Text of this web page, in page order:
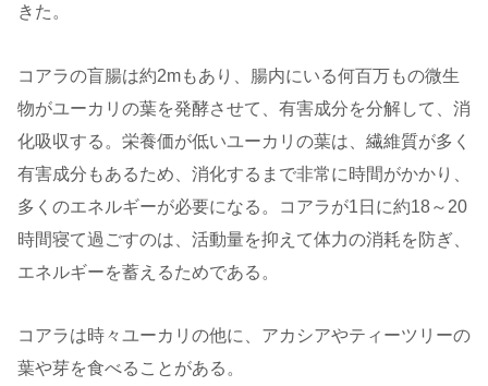
きた。
コアラの盲腸は約2mもあり、腸内にいる何百万もの微生
物がユーカリの葉を発酵させて、有害成分を分解して、消
化吸収する。栄養価が低いユーカリの葉は、繊維質が多く
有害成分もあるため、消化するまで非常に時間がかかり、
多くのエネルギーが必要になる。コアラが1日に約18～20
時間寝て過ごすのは、活動量を抑えて体力の消耗を防ぎ、
エネルギーを蓄えるためである。
コアラは時々ユーカリの他に、アカシアやティーツリーの
葉や芽を食べることがある。